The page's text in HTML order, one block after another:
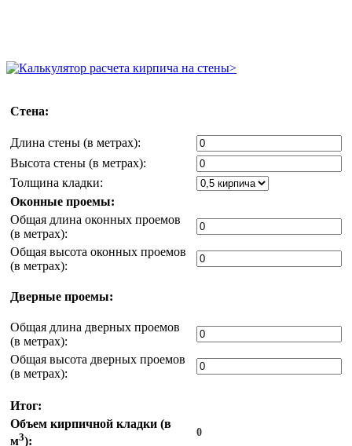
Стена:
Длина стены (в метрах):
Высота стены (в метрах):
Толщина кладки:
Оконные проемы:
Общая длина оконных проемов
(в метрах):
Общая высота оконных проемов
(в метрах):
Дверные проемы:
Общая длина дверных проемов
(в метрах):
Общая высота дверных проемов
(в метрах):
Итог:
Объем кирпичной кладки (в
м3):
0